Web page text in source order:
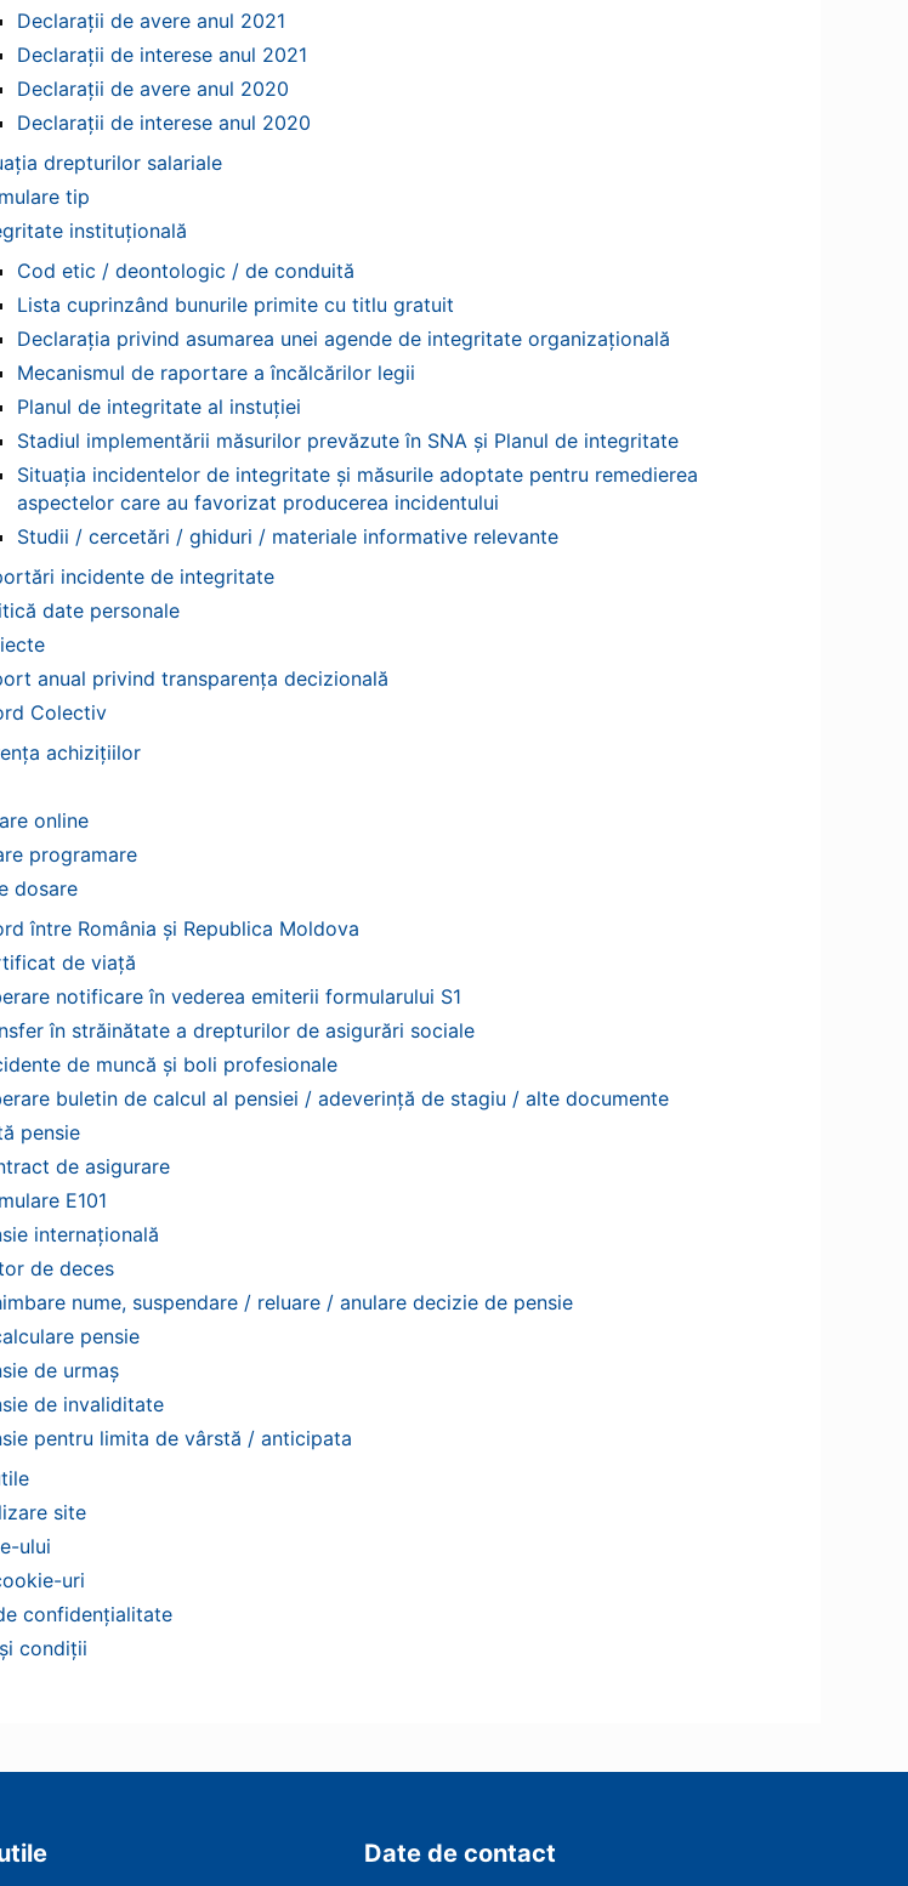
Declarații de avere anul 2021
Declarații de interese anul 2021
Declarații de avere anul 2020
Declarații de interese anul 2020
drepturilor salariale
tip
instituțională
Cod etic / deontologic / de conduită
Lista cuprinzând bunurile primite cu titlu gratuit
Declarația privind asumarea unei agende de integritate organizațională
Mecanismul de raportare a încălcărilor legii
Planul de integritate al instuției
Stadiul implementării măsurilor prevăzute în SNA și Planul de integritate
Situația incidentelor de integritate și măsurile adoptate pentru remedierea
aspectelor care au favorizat producerea incidentului
Studii / cercetări / ghiduri / materiale informative relevante
incidente de integritate
date personale
anual privind transparența decizională
Colectiv
achizițiilor
online
programare
dosare
între România și Republica Moldova
de viață
notificare în vederea emiterii formularului S1
în străinătate a drepturilor de asigurări sociale
de muncă și boli profesionale
buletin de calcul al pensiei / adeverință de stagiu / alte documente
pensie
de asigurare
E101
internațională
de deces
nume, suspendare / reluare / anulare decizie de pensie
pensie
de urmaș
de invaliditate
pentru limita de vârstă / anticipata
site
ului
uri
confidențialitate
condiții
Date de contact